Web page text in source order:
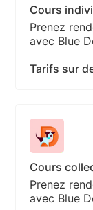
Cours
Prenez
avec Blue
Tarifs sur
Cours
Prenez
avec Blue